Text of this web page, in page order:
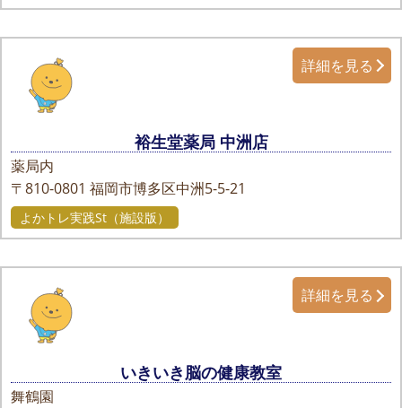
裕生堂薬局 中洲店
薬局内
〒810-0801 福岡市博多区中洲5-5-21
詳細を見る
よかトレ実践St（施設版）
いきいき脳の健康教室
舞鶴園
詳細を見る